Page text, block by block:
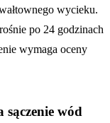
wycieku.
po 24 godzinach
wymaga oceny
wód